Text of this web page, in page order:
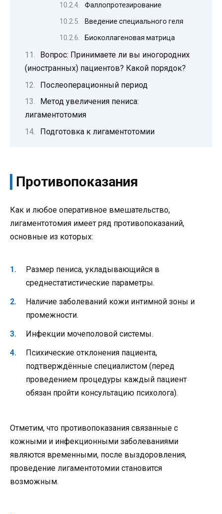
Фаллопротезирование
Введение специального геля
Биоколлагеновая матрица
Вопрос: Принимаете ли вы иногородних
(иностранных) пациентов? Какой порядок?
Послеоперационный период
Метод увеличения пениса:
лигаментотомия
Подготовка к лигаментотомии
Противопоказания
Как и любое оперативное вмешательство,
лигаментотомия имеет ряд противопоказаний,
основные из которых:
Размер пениса, укладывающийся в
среднестатистические параметры.
Наличие заболеваний кожи интимной зоны и
промежности.
Инфекции мочеполовой системы.
Психические отклонения пациента,
подтверждённые специалистом (перед
проведением процедуры каждый пациент
обязан пройти консультацию психолога).
Отметим, что противопоказания связанные с
кожными и инфекционными заболеваниями
являются временными, после выздоровления,
проведение лигаментотомии становится
возможным.